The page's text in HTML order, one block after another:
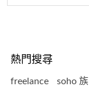
熱門搜尋
freelance soho 族